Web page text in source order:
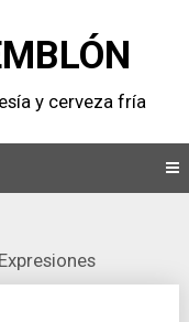
y cerveza frí­a